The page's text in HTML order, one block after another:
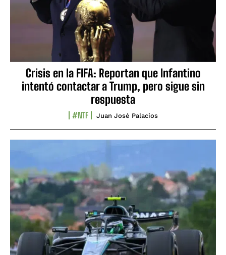
Crisis en la FIFA: Reportan que Infantino
intentó contactar a Trump, pero sigue sin
respuesta
#NTF Juan José Palacios